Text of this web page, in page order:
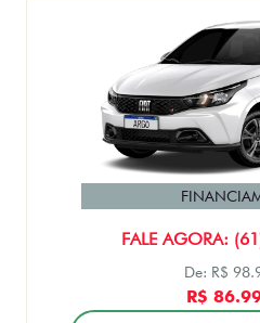
FALE AGORA:
De: R$
R$